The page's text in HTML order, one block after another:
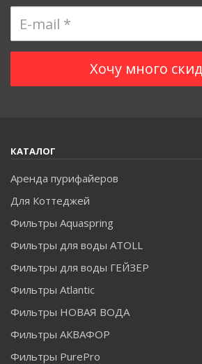
КАТАЛОГ
Аренда пурифайеров
Для Коттеджей
Фильтры Aquaspring
Фильтры для воды ATOLL
Фильтры для воды ГЕЙЗЕР
Фильтры Atlantic
Фильтры НОВАЯ ВОДА
Фильтры АКВАФОР
Фильтры PurePro